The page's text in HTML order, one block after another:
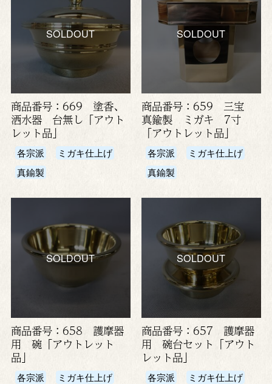
SOLDOUT
商品番号：669 塗香、
洒水器 台無し「アウト
レット品」
各宗派
ミガキ仕上げ
真鍮製
SOLDOUT
商品番号：659 三宝
真鍮製 ミガキ 7寸
「アウトレット品」
各宗派
ミガキ仕上げ
真鍮製
SOLDOUT
商品番号：658 護摩器
用 碗「アウトレット
品」
各宗派
ミガキ仕上げ
SOLDOUT
商品番号：657 護摩器
用 碗台セット「アウト
レット品」
各宗派
ミガキ仕上げ